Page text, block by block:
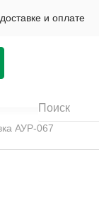
и оплате
АУР-067